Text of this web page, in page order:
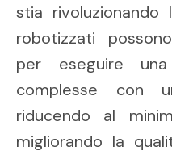
stia rivoluzionando
robotizzati
per eseguire
complesse con
riducendo al
migliorando la